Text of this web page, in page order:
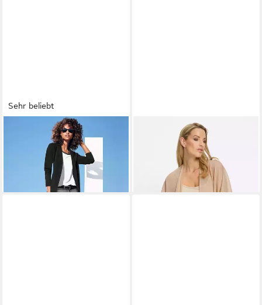
Sehr beliebt
Blusenblazer Jersey-
Blazer Langarm
+5
Shirtjacke Shirtjacke